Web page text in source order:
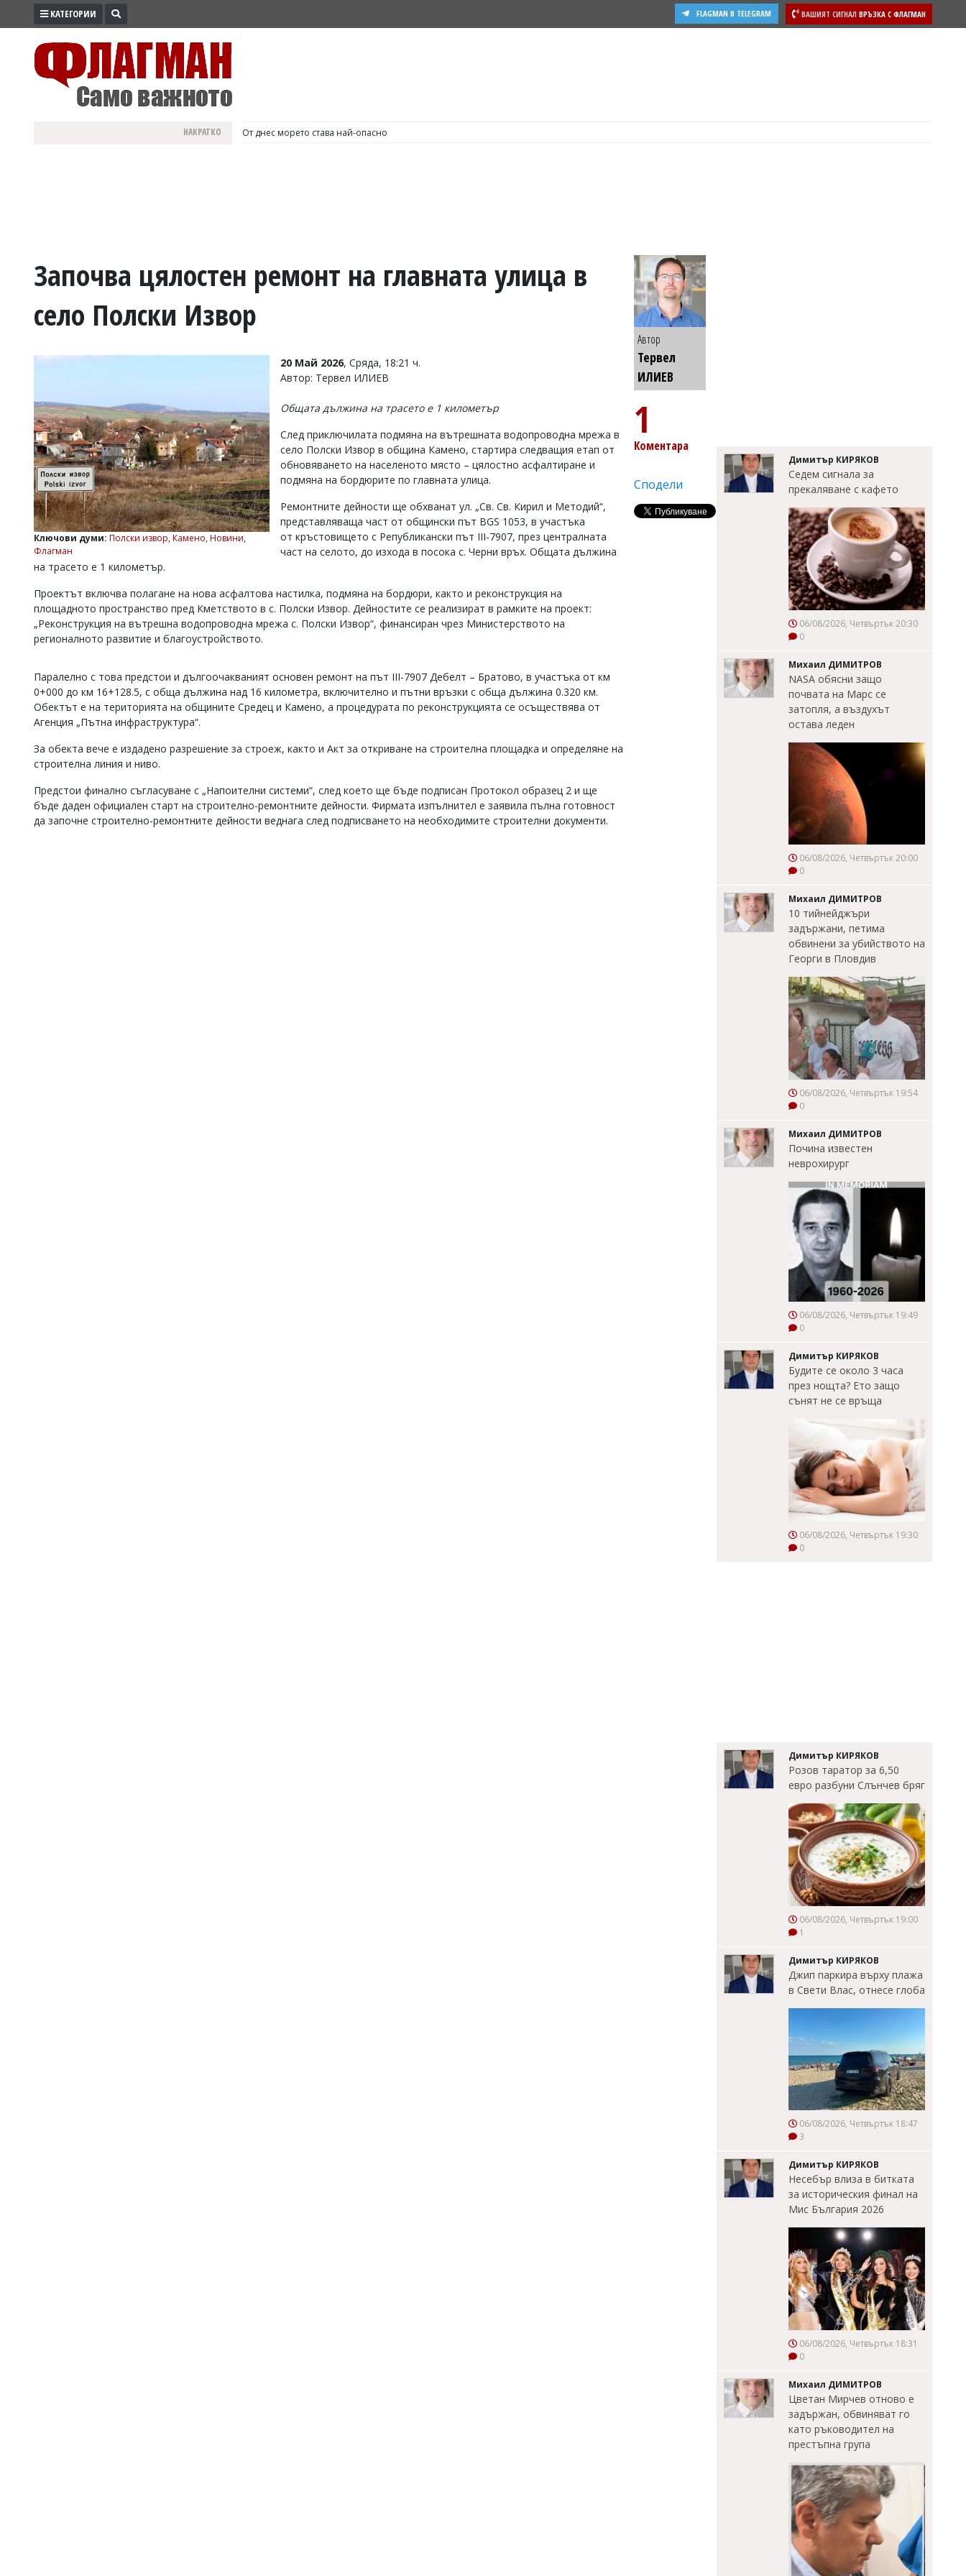
ПРОМО
ВОЙНАТА
УКРАЙНА
Управители:
Веселин
Василев,
v.vasilev@flagman.bg
Касабова,
k.kassabova@flagman.bg
Главен
Колев,
office@flagman.bg
въвеждат
редакцията
отговорност
КАТЕГОРИИ ВАШИЯТ СИГНАЛ ВРЪЗКА С ФЛАГМАН
FLAGMAN В TELEGRAM
НАКРАТКО България е №1 в ЕС по пушене на цигари
Започва цялостен ремонт на главната улица в
село Полски Извор
Ключови думи: Полски извор, Камено, Новини,
Флагман
20 Май 2026, Сряда, 18:21 ч.
Автор: Тервел ИЛИЕВ
Общата дължина на трасето е 1 километър
След приключилата подмяна на вътрешната водопроводна мрежа в
село Полски Извор в община Камено, стартира следващия етап от
обновяването на населеното място – цялостно асфалтиране и
подмяна на бордюрите по главната улица.
Ремонтните дейности ще обхванат ул. „Св. Св. Кирил и Методий“,
представляваща част от общински път BGS 1053, в участъка
от кръстовището с Републикански път III-7907, през централната
част на селото, до изхода в посока с. Черни връх. Общата дължина
на трасето е 1 километър.
Проектът включва полагане на нова асфалтова настилка, подмяна на бордюри, както и реконструкция на
площадното пространство пред Кметството в с. Полски Извор. Дейностите се реализират в рамките на проект:
„Реконструкция на вътрешна водопроводна мрежа с. Полски Извор“, финансиран чрез Министерството на
регионалното развитие и благоустройството.
Паралелно с това предстои и дългоочакваният основен ремонт на път III-7907 Дебелт – Братово, в участъка от км
0+000 до км 16+128.5, с обща дължина над 16 километра, включително и пътни връзки с обща дължина 0.320 км.
Обектът е на територията на общините Средец и Камено, а процедурата по реконструкцията се осъществява от
Агенция „Пътна инфраструктура“.
За обекта вече е издадено разрешение за строеж, както и Акт за откриване на строителна площадка и определяне на
строителна линия и ниво.
Предстои финално съгласуване с „Напоителни системи“, след което ще бъде подписан Протокол образец 2 и ще
бъде даден официален старт на строително-ремонтните дейности. Фирмата изпълнител е заявила пълна готовност
да започне строително-ремонтните дейности веднага след подписването на необходимите строителни документи.
Автор
Тервел
ИЛИЕВ
1
Коментара
Сподели
Димитър КИРЯКОВ
Седем сигнала за
прекаляване с кафето
06/08/2026, Четвъртък 20:30
0
Михаил ДИМИТРОВ
NASA обясни защо
почвата на Марс се
затопля, а въздухът
остава леден
06/08/2026, Четвъртък 20:00
0
Михаил ДИМИТРОВ
10 тийнейджъри
задържани, петима
обвинени за убийството на
Георги в Пловдив
06/08/2026, Четвъртък 19:54
0
Михаил ДИМИТРОВ
Почина известен
неврохирург
06/08/2026, Четвъртък 19:49
0
Димитър КИРЯКОВ
Будите се около 3 часа
през нощта? Ето защо
сънят не се връща
06/08/2026, Четвъртък 19:30
0
Димитър КИРЯКОВ
Розов таратор за 6,50
евро разбуни Слънчев бряг
06/08/2026, Четвъртък 19:00
1
Димитър КИРЯКОВ
Джип паркира върху плажа
в Свети Влас, отнесе глоба
06/08/2026, Четвъртък 18:47
3
Димитър КИРЯКОВ
Несебър влиза в битката
за историческия финал на
Мис България 2026
06/08/2026, Четвъртък 18:31
0
Михаил ДИМИТРОВ
Цветан Мирчев отново е
задържан, обвиняват го
като ръководител на
престъпна група